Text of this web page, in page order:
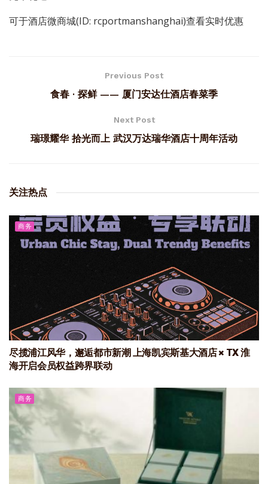
可于酒店微商城(ID: rcportmanshanghai)查看实时优惠
Previous Post
食春 · 探鲜 —— 厦门安达仕酒店春菜季
Next Post
瑞璟耀华 拾光而上 武汉万达瑞华酒店十周年活动
关注热点
商务
尽揽浦江风华，邂逅都市新潮 上海凯宾斯基大酒店 × TX 淮
海开启会员权益跨界联动
商务